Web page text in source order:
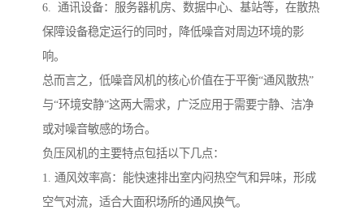
6. 通讯设备：服务器机房、数据中心、基站等，在散热
保障设备稳定运行的同时，降低噪音对周边环境的影
响。
总而言之，低噪音风机的核心价值在于平衡“通风散热”
与“环境安静”这两大需求，广泛应用于需要宁静、洁净
或对噪音敏感的场合。
负压风机的主要特点包括以下几点：
1. 通风效率高：能快速排出室内闷热空气和异味，形成
空气对流，适合大面积场所的通风换气。